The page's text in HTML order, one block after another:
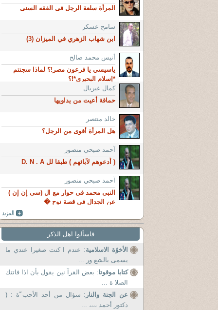
المرأة سلعة الرجل فى الفقه السنى
سامح عسكر
ابن شهاب الزهري في الميزان (3)
أنيس محمد صالح
ياسيسي يا فرعون مصر!؟ لماذا سجنتم
*إسلام البحيري*!؟
كمال غبريال
حماقة أعيت من يداويها
خالد منتصر
هل المرأة أقوى من الرجل؟
آحمد صبحي منصور
( أُدعوهم لآبائهم ) طبقا لل D. N . A
آحمد صبحي منصور
النبى محمد فى حوار مع ال (سى إن إن )
عن الجدال فى قصة نوح �
فاسألوا اهل الذكر
الأخوّة الاسلامية: عندم ا كنت صغيرا عندي ما
يسمى بالشع ور ...
كتابا موقوتا: بعض القرآ نين يقول بأن اذا فاتتك
الصلا ة ...
عن الجنة والنار : سؤال من أحد الأحب ّة : (
دكتور أحمد ،،،، ...